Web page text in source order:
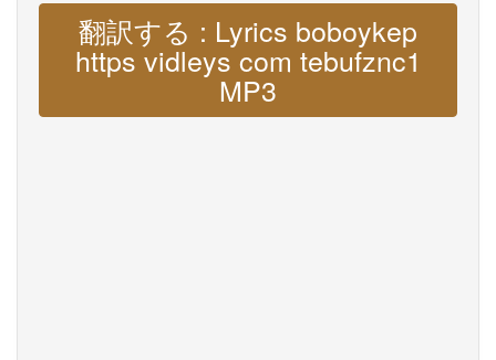
翻訳する : Lyrics boboykep
https vidleys com tebufznc1
MP3